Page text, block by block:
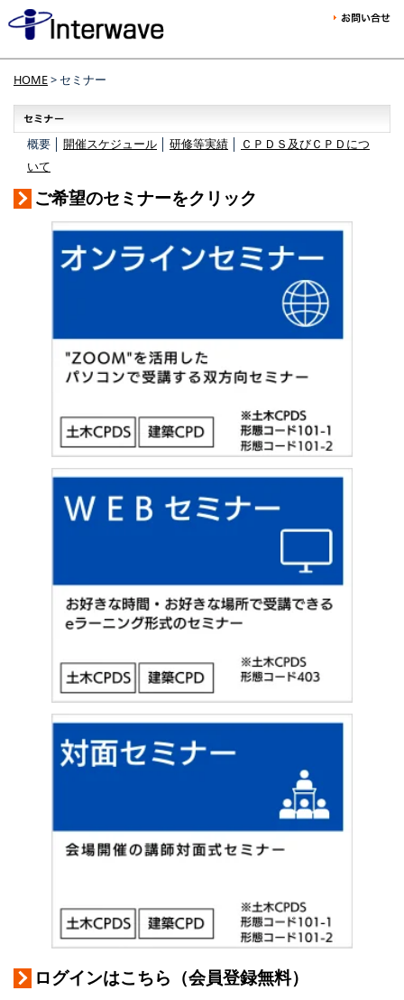
HOME> セミナー
概要 │ 開催スケジュール 研修等実績
ＣＰＤＳ及びＣＰＤにつ
いて
ご希望のセミナーをクリック
ログインはこちら（会員登録無料）